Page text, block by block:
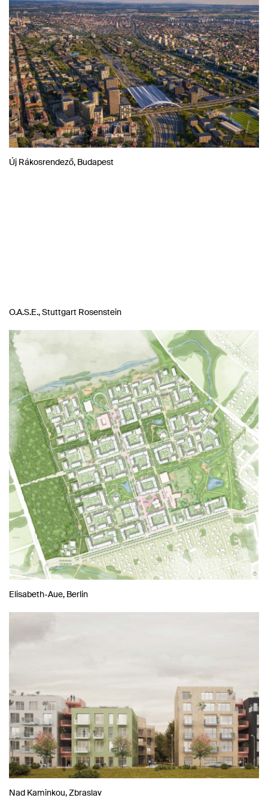
Új Rákosrendező, Budapest
O.A.S.E., Stuttgart Rosenstein
Elisabeth-Aue, Berlin
Nad Kaminkou, Zbraslav